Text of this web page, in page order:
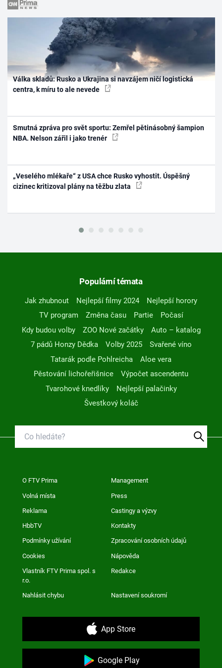
Válka skladů: Rusko a Ukrajina si navzájem ničí logistická
centra, k míru to ale nevede
Smutná zpráva pro svět sportu: Zemřel pětinásobný šampion
NBA. Nelson zářil i jako trenér
„Veselého mlékaře“ z USA chce Rusko vyhostit. Úspěšný
cizinec kritizoval plány na těžbu zlata
Populární témata
Jak zhubnout Nejlepší filmy 2024
Nejlepší horory
TV program
Změna času Partie
Počasí
Kdy budou volby
ZOO Nové začátky
Auto – katalog
7 pádů Honzy Dědka
Volby 2025
Svařené víno
Tatarák podle Pohlreicha
Aloe vera
Pěstování lichořeřišnice
Výpočet ascendentu
Tvarohové knedlíky
Nejlepší palačinky
Švestkový koláč
O FTV Prima Management
Volná místa Press
Reklama Castingy a výzvy
HbbTV Kontakty
Podmínky užívání Zpracování osobních údajů
Cookies Nápověda
Vlastník FTV Prima spol. s
r.o.
Redakce
Nahlásit chybu Nastavení soukromí
App Store
Google Play